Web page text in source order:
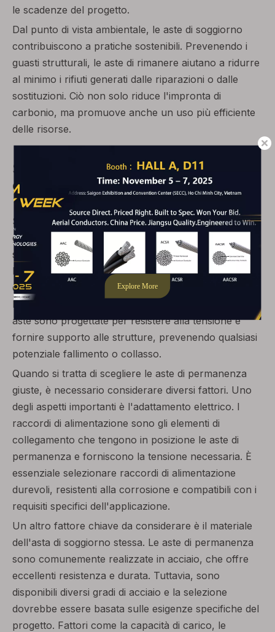
le scadenze del progetto.
Dal punto di vista ambientale, le aste di soggiorno
contribuiscono a pratiche sostenibili. Prevenendo i
guasti strutturali, le aste di rimanere aiutano a ridurre
al minimo i rifiuti generati dalle riparazioni o dalle
sostituzioni. Ciò non solo riduce l'impronta di
carbonio, ma promuove anche un uso più efficiente
delle risorse.
Scegliere le aste di soggiorno
giuste
Scegliere le aste di soggiorno giuste è cruciale per
garantire la stabilità e la sicurezza di qualsiasi
struttura. Le aste per soggiorni, noti anche come
bielle o canne di tensione, sono componenti
essenziali in vari settori come la costruzione,
l'ingegneria e lo sviluppo delle infrastrutture. Queste
aste sono progettate per resistere alla tensione e
fornire supporto alle strutture, prevenendo qualsiasi
potenziale fallimento o collasso.
Quando si tratta di scegliere le aste di permanenza
giuste, è necessario considerare diversi fattori. Uno
degli aspetti importanti è l'adattamento elettrico. I
raccordi di alimentazione sono gli elementi di
collegamento che tengono in posizione le aste di
permanenza e forniscono la tensione necessaria. È
essenziale selezionare raccordi di alimentazione
durevoli, resistenti alla corrosione e compatibili con i
requisiti specifici dell'applicazione.
Un altro fattore chiave da considerare è il materiale
dell'asta di soggiorno stessa. Le aste di permanenza
sono comunemente realizzate in acciaio, che offre
eccellenti resistenza e durata. Tuttavia, sono
disponibili diversi gradi di acciaio e la selezione
dovrebbe essere basata sulle esigenze specifiche del
progetto. Fattori come la capacità di carico, le